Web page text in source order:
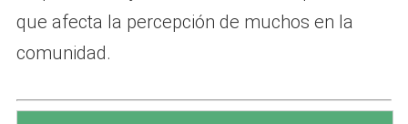
que afecta la percepción de muchos en la
comunidad.